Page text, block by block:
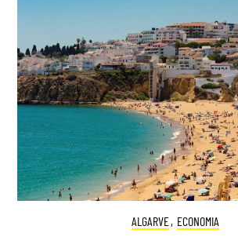
ALGARVE, ECONOMIA